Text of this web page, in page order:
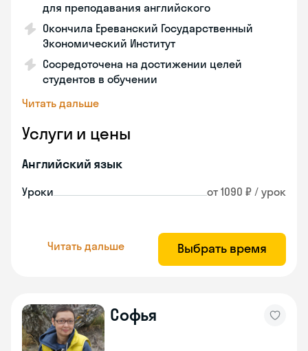
для преподавания английского
Окончила Ереванский Государственный
Экономический Институт
Сосредоточена на достижении целей
студентов в обучении
Читать дальше
Услуги и цены
Английский язык
Уроки от 1090 ₽ / урок
Читать дальше Выбрать время
Софья